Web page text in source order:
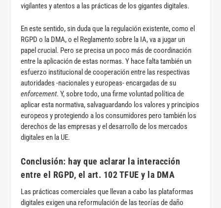
vigilantes y atentos a las prácticas de los gigantes digitales.
En este sentido, sin duda que la regulación existente, como el
RGPD o la DMA, o el Reglamento sobre la IA, va a jugar un
papel crucial. Pero se precisa un poco más de coordinación
entre la aplicación de estas normas. Y hace falta también un
esfuerzo institucional de cooperación entre las respectivas
autoridades -nacionales y europeas- encargadas de su
enforcement. Y, sobre todo, una firme voluntad política de
aplicar esta normativa, salvaguardando los valores y principios
europeos y protegiendo a los consumidores pero también los
derechos de las empresas y el desarrollo de los mercados
digitales en la UE.
Conclusión: hay que aclarar la interacción
entre el RGPD, el art. 102 TFUE y la DMA
Las prácticas comerciales que llevan a cabo las plataformas
digitales exigen una reformulación de las teorías de daño